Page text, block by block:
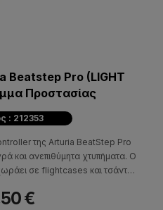
Beatstep Pro (LIGHT
Προστασίας
: 212353
της Arturia BeatStep Pro
και ανεπιθύμητα χτυπήματα. Ο
σε flightcases και τσάντες
€